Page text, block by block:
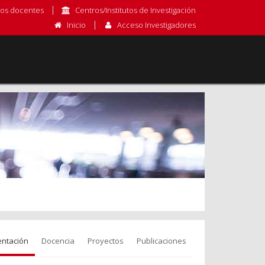
docentes
Centros/Institutos de Investigación
Inicio
Acceso Investigadores
Docencia Proyectos Publicaciones